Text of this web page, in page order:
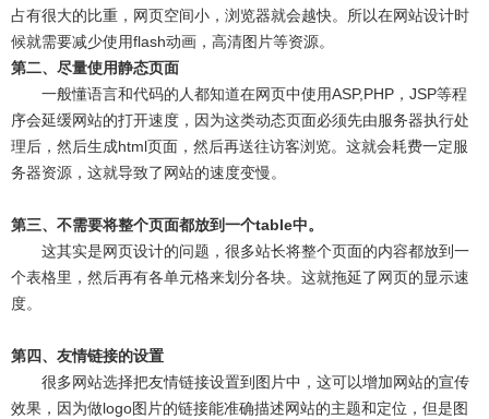
占有很大的比重，网页空间小，浏览器就会越快。所以在网站设计时
候就需要减少使用flash动画，高清图片等资源。
第二、尽量使用静态页面
一般懂语言和代码的人都知道在网页中使用ASP,PHP，JSP等程
序会延缓网站的打开速度，因为这类动态页面必须先由服务器执行处
理后，然后生成html页面，然后再送往访客浏览。这就会耗费一定服
务器资源，这就导致了网站的速度变慢。
第三、不需要将整个页面都放到一个table中。
这其实是网页设计的问题，很多站长将整个页面的内容都放到一
个表格里，然后再有各单元格来划分各块。这就拖延了网页的显示速
度。
第四、友情链接的设置
很多网站选择把友情链接设置到图片中，这可以增加网站的宣传
效果，因为做logo图片的链接能准确描述网站的主题和定位，但是图